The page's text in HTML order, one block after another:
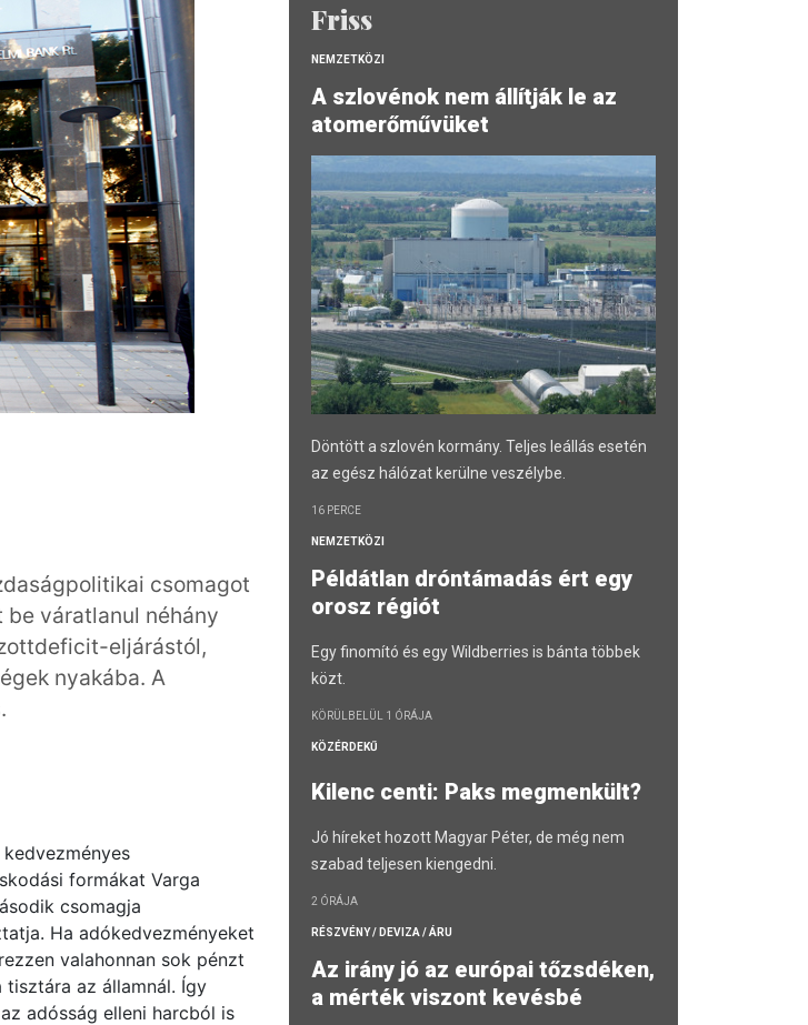
csomagot
váratlanul néhány
eljárástól,
nyakába. A
formákat Varga
csomagja
Ha adókedvezményeket
valahonnan sok pénzt
tisztára az államnál. Így
adósság elleni harcból is
Friss
NEMZETKÖZI
A szlovénok nem állítják le az
atomerőművüket
Döntött a szlovén kormány. Teljes leállás esetén
az egész hálózat kerülne veszélybe.
16 PERCE
NEMZETKÖZI
Példátlan dróntámadás ért egy
orosz régiót
Egy finomító és egy Wildberries is bánta többek
közt.
KÖRÜLBELÜL 1 ÓRÁJA
KÖZÉRDEKŰ
Kilenc centi: Paks megmenkült?
Jó híreket hozott Magyar Péter, de még nem
szabad teljesen kiengedni.
2 ÓRÁJA
RÉSZVÉNY / DEVIZA / ÁRU
Az irány jó az európai tőzsdéken,
a mérték viszont kevésbé